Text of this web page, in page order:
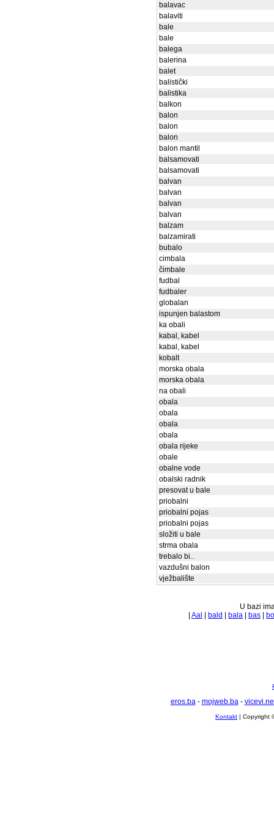
balavac
balaviti
bale
bale
balega
balerina
balet
balistički
balistika
balkon
balon
balon
balon
balon mantil
balsamovati
balsamovati
balvan
balvan
balvan
balvan
balzam
balzamirati
bubalo
cimbala
čimbale
fudbal
fudbaler
globalan
ispunjen balastom
ka obali
kabal, kabel
kabal, kabel
kobalt
morska obala
morska obala
na obali
obala
obala
obala
obala
obala rijeke
obale
obalne vode
obalski radnik
presovat u bale
priobalni
priobalni pojas
priobalni pojas
složiti u bale
strma obala
trebalo bi..
vazdušni balon
vježbalište
U bazi
Aal bald bala bas
eros.ba- mojweb.ba-
Kontakt | Copyright